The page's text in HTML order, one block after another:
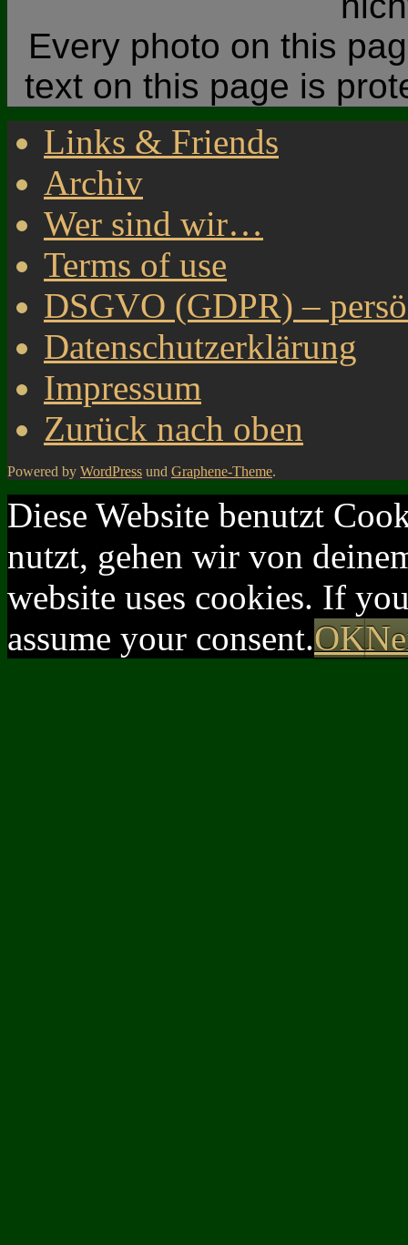
Every photo on this
text on this page is
Links & Friends
Archiv
Wer sind wir…
Terms of use
DSGVO (GDPR) –
Datenschutzerklärung
Impressum
Zurück nach oben
Powered by WordPress und Graphene-Theme.
Diese Website benutzt
nutzt, gehen wir von
website uses cookies. If
assume your consent.OK